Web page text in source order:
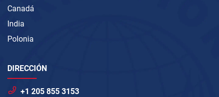
Canadá
India
Polonia
DIRECCIÓN
+1 205 855 3153